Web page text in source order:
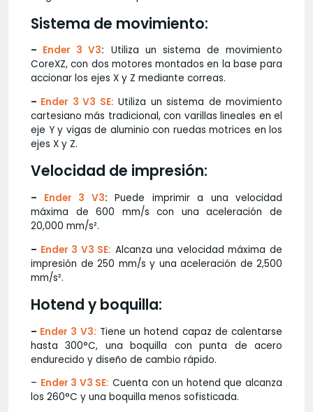
Sistema de movimiento:
– Ender 3 V3: Utiliza un sistema de movimiento
CoreXZ, con dos motores montados en la base para
accionar los ejes X y Z mediante correas.
– Ender 3 V3 SE: Utiliza un sistema de movimiento
cartesiano más tradicional, con varillas lineales en el
eje Y y vigas de aluminio con ruedas motrices en los
ejes X y Z.
Velocidad de impresión:
– Ender 3 V3: Puede imprimir a una velocidad
máxima de 600 mm/s con una aceleración de
20,000 mm/s².
– Ender 3 V3 SE: Alcanza una velocidad máxima de
impresión de 250 mm/s y una aceleración de 2,500
mm/s².
Hotend y boquilla:
– Ender 3 V3: Tiene un hotend capaz de calentarse
hasta 300°C, una boquilla con punta de acero
endurecido y diseño de cambio rápido.
– Ender 3 V3 SE: Cuenta con un hotend que alcanza
los 260°C y una boquilla menos sofisticada.